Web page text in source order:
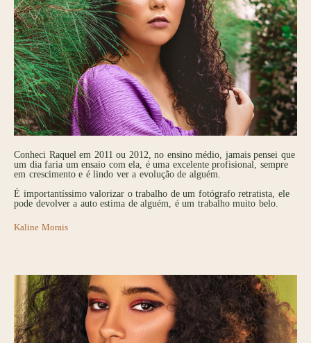
Conheci Raquel em 2011 ou 2012, no ensino médio, jamais pensei que
um dia faria um ensaio com ela, é uma excelente profisional, sempre
em crescimento e é lindo ver a evolução de alguém.
É importantíssimo valorizar o trabalho de um fotógrafo retratista, ele
pode devolver a auto estima de alguém, é um trabalho muito belo.
Kaline Morais